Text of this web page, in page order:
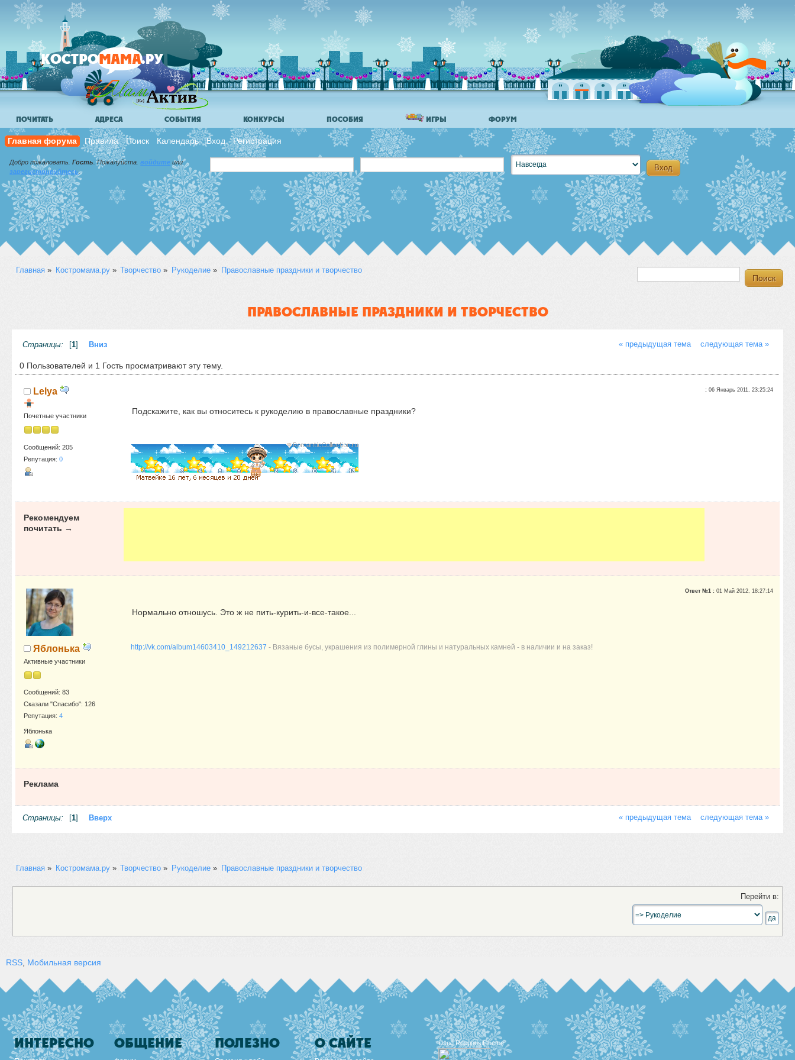
ПОЧИТАТЬ АДРЕСА СОБЫТИЯ КОНКУРСЫ ПОСОБИЯ ИГРЫ ФОРУМ
Главная форума Правила Поиск Календарь Вход Регистрация
Добро пожаловать,Гость. Пожалуйста, войдите или
зарегистрируйтесь.
Главная » Костромама.ру» Творчество » Рукоделие» Православные праздники и творчество
ПРАВОСЛАВНЫЕ ПРАЗДНИКИ И ТВОРЧЕСТВО
« предыдущая тема следующая тема »
Страницы: 1 Вниз
0 Пользователей и 1 Гость просматривают эту тему.
Lelya
Почетные участники
Сообщений: 205
Репутация: 0
:06 Январь 2011, 23:25:24
Подскажите, как вы относитесь к рукоделию в православные праздники?
Рекомендуем
почитать →
Яблонька
Активные участники
Сообщений: 83
Сказали "Спасибо": 126
Репутация: 4
Яблонька
Ответ №1 :01 Май 2012, 18:27:14
Нормально отношусь. Это ж не пить-курить-и-все-такое...
http://vk.com/album14603410_149212637 - Вязаные бусы, украшения из полимерной глины и натуральных камней - в наличии и на заказ!
Реклама
« предыдущая тема следующая тема »
Страницы: 1 Вверх
Главная » Костромама.ру» Творчество » Рукоделие» Православные праздники и творчество
Перейти в:
RSS Мобильная версия
ИНТЕРЕСНО ОБЩЕНИЕ ПОЛЕЗНО О САЙТЕ UsedResponsif theme